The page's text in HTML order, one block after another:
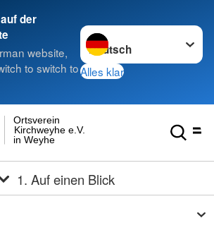
der
website,
to switch to
Sprache wechseln zu
Alles klar
in Weyhe
Kirchweyhe e.V.
Ortsverein
1. Auf einen Blick